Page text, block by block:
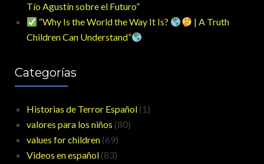
Tío Agustín sobre el Futuro”
“Why Is the World the Way It Is?
| A Truth
Children Can Understand”
Categorías
Historias de Terror Español (1)
valores para los niños (80)
values for children (69)
Videos en español (83)